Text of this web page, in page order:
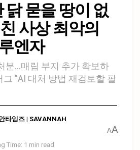
닭 묻을 땅이 없
사상 최악의
엔자
분…매립 부지 추가 확보하
"AI 대처 방법 재검토할 필
타임즈 | SAVANNAH
Time: 1 min read
AA